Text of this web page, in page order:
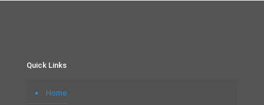
Quick Links
Home